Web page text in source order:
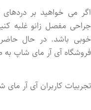
اگر می خواهید بر
جراحی مفصل زانو غلبه
خوبی باشد. در حال
فروشگاه آی آر مای شاپ
تجربیات کاربران آی آر مای